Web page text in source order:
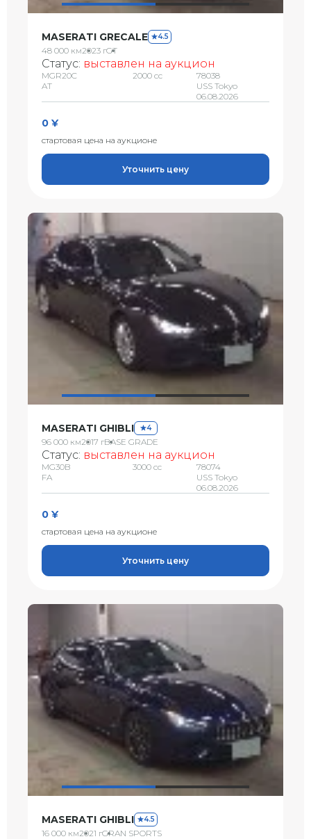
MASERATI GRECALE 4.5
48 000 км2023 гGT
Статус: выставлен на аукцион
MGR20C
AT
2000 сс
78038
USS Tokyo
06.08.2026
0 ¥
стартовая цена на аукционе
Уточнить цену
MASERATI GHIBLI 4
96 000 км2017 гBASE GRADE
Статус: выставлен на аукцион
MG30B
FA
3000 сс
78074
USS Tokyo
06.08.2026
0 ¥
стартовая цена на аукционе
Уточнить цену
MASERATI GHIBLI 4.5
16 000 км2021 гGRAN SPORTS